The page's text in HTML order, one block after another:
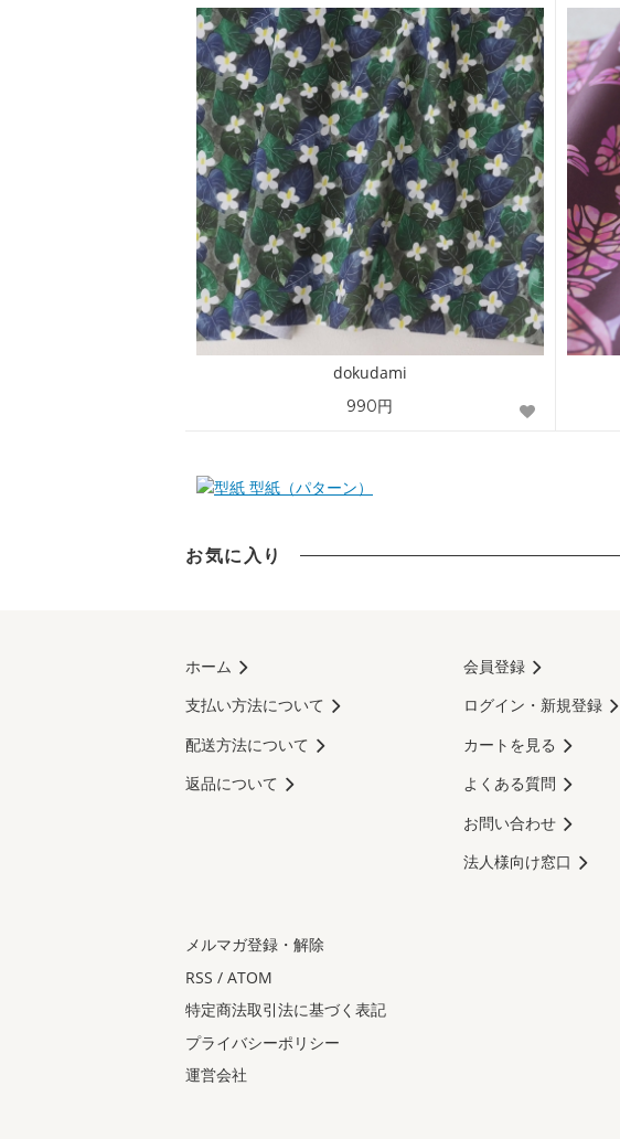
dokudami
990円
型紙（パターン）
お気に入り
ホーム
支払い方法について
配送方法について
返品について
会員登録
ログイン・新規登録
カートを見る
よくある質問
お問い合わせ
法人様向け窓口
メルマガ登録・解除
RSS / ATOM
特定商法取引法に基づく表記
プライバシーポリシー
運営会社